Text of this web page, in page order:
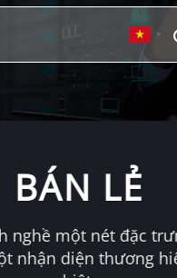
▼
BÁN LẺ
nghề một nét đặc
nhận diện thương